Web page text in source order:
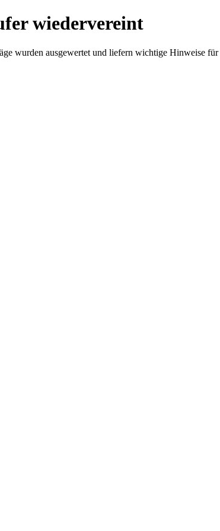
wiedervereint
wurden ausgewertet und liefern wichtige Hinweise